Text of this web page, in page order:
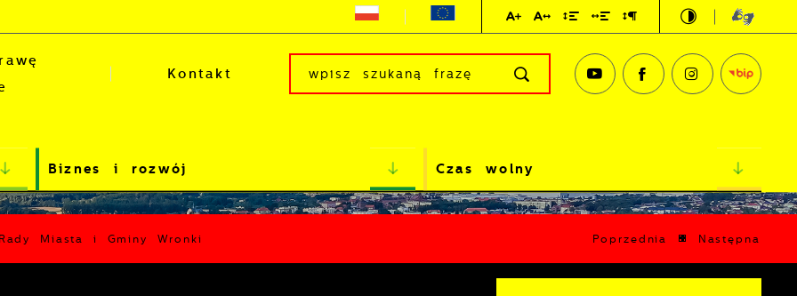
Kontakt
Biznes i rozwój Czas wolny
Miasta i Gminy Wronki Poprzednia Następna